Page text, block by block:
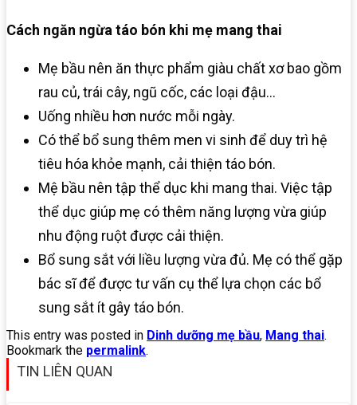
Cách ngăn ngừa táo bón khi mẹ mang thai
Mẹ bầu nên ăn thực phẩm giàu chất xơ bao gồm
rau củ, trái cây, ngũ cốc, các loại đậu…
Uống nhiều hơn nước mỗi ngày.
Có thể bổ sung thêm men vi sinh để duy trì hệ
tiêu hóa khỏe mạnh, cải thiện táo bón.
Mệ bầu nên tập thể dục khi mang thai. Việc tập
thể dục giúp mẹ có thêm năng lượng vừa giúp
nhu động ruột được cải thiện.
Bổ sung sắt với liều lượng vừa đủ. Mẹ có thể gặp
bác sĩ để được tư vấn cụ thể lựa chọn các bổ
sung sắt ít gây táo bón.
This entry was posted in Dinh dưỡng mẹ bầu, Mang thai.
Bookmark the permalink.
TIN LIÊN QUAN